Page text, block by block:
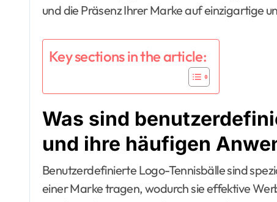
und die Präsenz Ihrer Marke auf einzigartige
Key sections in the article:
Was sind
und ihre häufigen
Benutzerdefinierte Logo-Tennisbälle sind
einer Marke tragen, wodurch sie effektive